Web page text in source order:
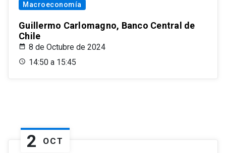
Macroeconomía
Guillermo Carlomagno, Banco Central de
Chile
8 de Octubre de 2024
14:50 a 15:45
2 OCT